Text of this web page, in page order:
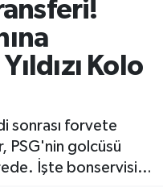
Kolo
sonrası forvete
PSG'nin golcüsü
İşte bonservisi…
Haritası
Fikstür